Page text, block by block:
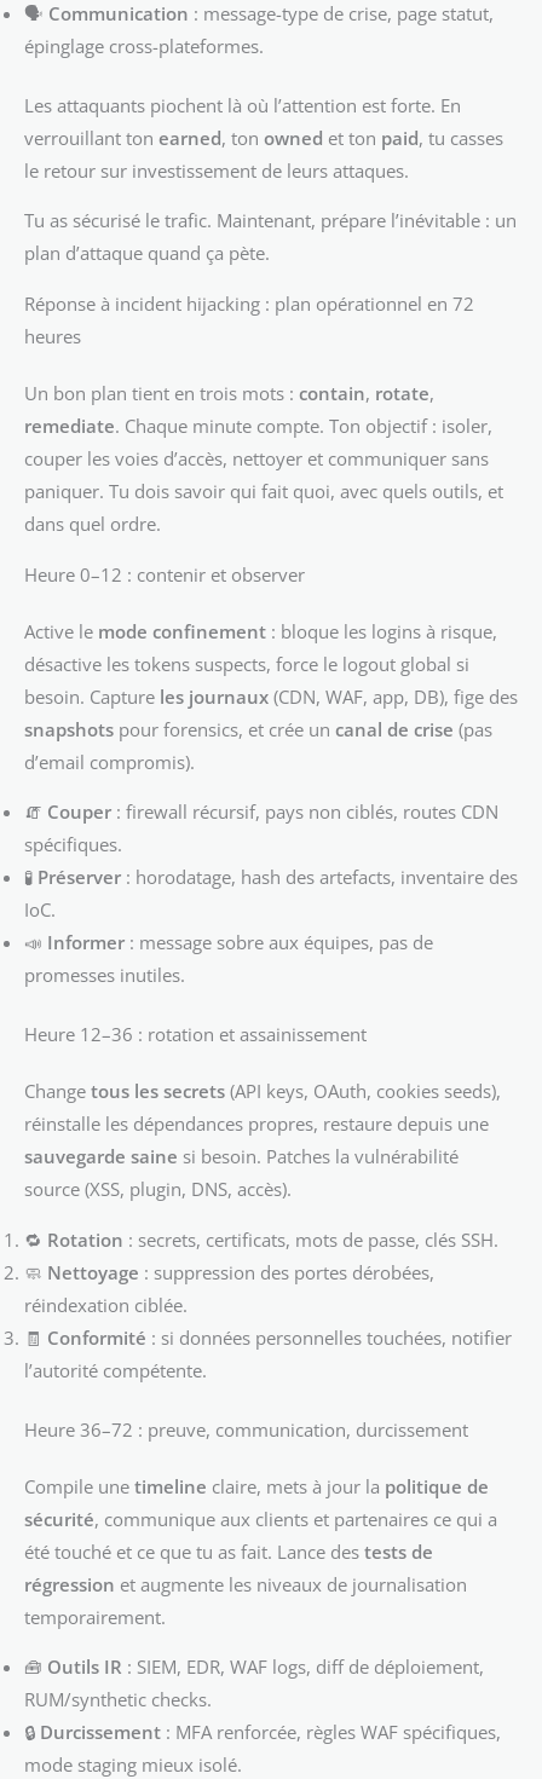
🗣️ Communication : message-type de crise, page statut,
épinglage cross-plateformes.
Les attaquants piochent là où l’attention est forte. En
verrouillant ton earned, ton owned et ton paid, tu casses
le retour sur investissement de leurs attaques.
Tu as sécurisé le trafic. Maintenant, prépare l’inévitable : un
plan d’attaque quand ça pète.
Réponse à incident hijacking : plan opérationnel en 72
heures
Un bon plan tient en trois mots : contain, rotate,
remediate. Chaque minute compte. Ton objectif : isoler,
couper les voies d’accès, nettoyer et communiquer sans
paniquer. Tu dois savoir qui fait quoi, avec quels outils, et
dans quel ordre.
Heure 0–12 : contenir et observer
Active le mode confinement : bloque les logins à risque,
désactive les tokens suspects, force le logout global si
besoin. Capture les journaux (CDN, WAF, app, DB), fige des
snapshots pour forensics, et crée un canal de crise (pas
d’email compromis).
🧯 Couper : firewall récursif, pays non ciblés, routes CDN
spécifiques.
🧪 Préserver : horodatage, hash des artefacts, inventaire des
IoC.
📣 Informer : message sobre aux équipes, pas de
promesses inutiles.
Heure 12–36 : rotation et assainissement
Change tous les secrets (API keys, OAuth, cookies seeds),
réinstalle les dépendances propres, restaure depuis une
sauvegarde saine si besoin. Patches la vulnérabilité
source (XSS, plugin, DNS, accès).
🔁 Rotation : secrets, certificats, mots de passe, clés SSH.
🧼 Nettoyage : suppression des portes dérobées,
réindexation ciblée.
🧾 Conformité : si données personnelles touchées, notifier
l’autorité compétente.
Heure 36–72 : preuve, communication, durcissement
Compile une timeline claire, mets à jour la politique de
sécurité, communique aux clients et partenaires ce qui a
été touché et ce que tu as fait. Lance des tests de
régression et augmente les niveaux de journalisation
temporairement.
🧰 Outils IR : SIEM, EDR, WAF logs, diff de déploiement,
RUM/synthetic checks.
🔒 Durcissement : MFA renforcée, règles WAF spécifiques,
mode staging mieux isolé.